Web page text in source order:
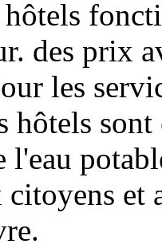
des prix
les
hôtels
l'eau
et